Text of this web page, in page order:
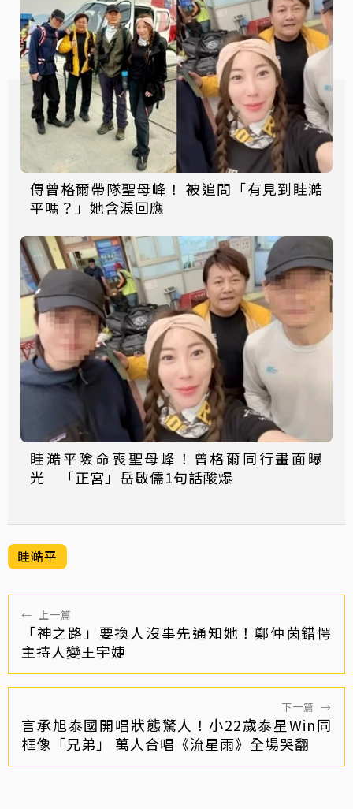
傳曾格爾帶隊聖母峰！ 被追問「有見到眭澔
平嗎？」她含淚回應
眭澔平險命喪聖母峰！曾格爾同行畫面曝
光 「正宮」岳啟儒1句話酸爆
眭澔平
← 上一篇
「神之路」要換人沒事先通知她！鄭仲茵錯愕
主持人變王宇婕
下一篇 →
言承旭泰國開唱狀態驚人！小22歲泰星Win同
框像「兄弟」 萬人合唱《流星雨》全場哭翻